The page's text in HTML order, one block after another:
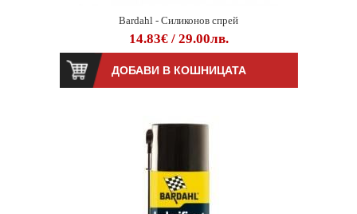
Bardahl - Силиконов спрей
14.83€ / 29.00лв.